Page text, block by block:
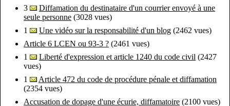
3
Diffamation du destinataire d'un courrier envoyé à une
seule personne (3028 vues)
1
Une vidéo sur la responsabilité d'un blog (2462 vues)
Article 6 LCEN ou 93-3 ? (2461 vues)
1
Liberté d'expression et article 1240 du code civil (2427
vues)
1
Article 472 du code de procédure pénale et diffamation
(2354 vues)
Accusation de dopage d'une écurie, diffamatoire (2100 vues)